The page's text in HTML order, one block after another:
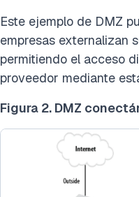
Este ejemplo de DMZ
empresas externalizan
permitiendo el acceso
proveedor mediante
Figura 2. DMZ